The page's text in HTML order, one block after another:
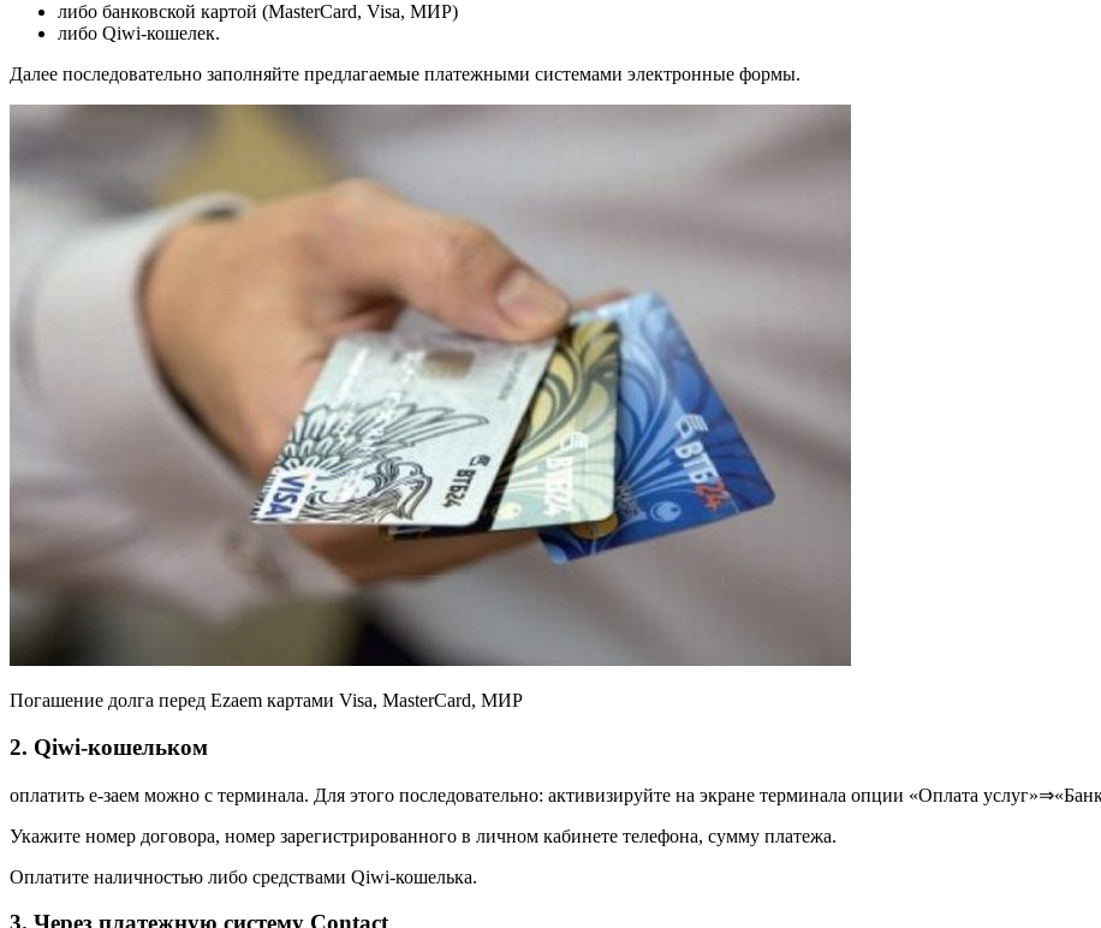
либо банковской картой (MasterCard, Visa, МИР)
либо Qiwi-кошелек.
Далее последовательно заполняйте предлагаемые платежными системами электронные формы.
Погашение долга перед Ezaem картами Visa, MasterCard, МИР
2. Qiwi-кошельком
оплатить е-заем можно с терминала. Для этого последовательно: активизируйте на экране терминала опции «Оплата
Укажите номер договора, номер зарегистрированного в личном кабинете телефона, сумму платежа.
Оплатите наличностью либо средствами Qiwi-кошелька.